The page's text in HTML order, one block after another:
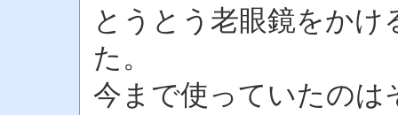
とうとう老眼鏡をか
た。
今まで使っていたのは